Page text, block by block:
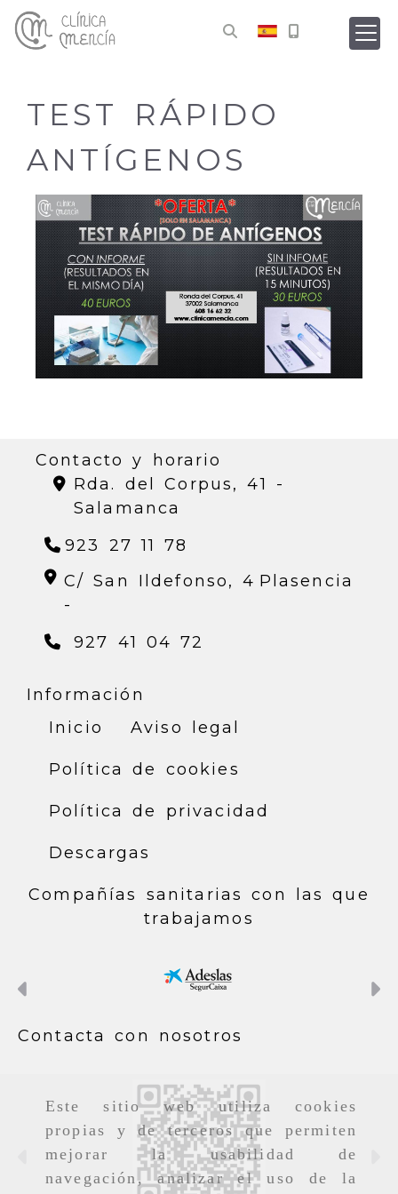
Este sitio web utiliza cookies
propias y de terceros que permiten
mejorar la usabilidad de
navegación, analizar el uso de la
TEST RÁPIDO
ANTÍGENOS
Contacto y horario
Rda. del Corpus, 41 -
Salamanca
923 27 11 78
C/ San Ildefonso, 4
-
Plasencia
927 41 04 72
Información
Inicio
Aviso legal
Política de cookies
Política de privacidad
Descargas
Compañías sanitarias con las que
trabajamos
Contacta con nosotros
Anterior